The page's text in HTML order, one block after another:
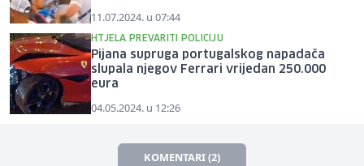
11.07.2024. u 07:44
HTJELA PREVARITI POLICIJU
Pijana supruga portugalskog napadača
slupala njegov Ferrari vrijedan 250.000
eura
04.05.2024. u 12:26
KOMENTARI (2)